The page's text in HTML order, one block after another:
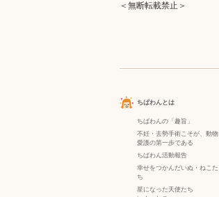
＜無断転載禁止＞
ちばわんとは
ちばわんの「趣旨」
不妊・去勢手術こそが、動物
愛護の第一歩である
ちばわん活動報告
幸せをつかんだいぬ・ねこた
ち
星になった天使たち